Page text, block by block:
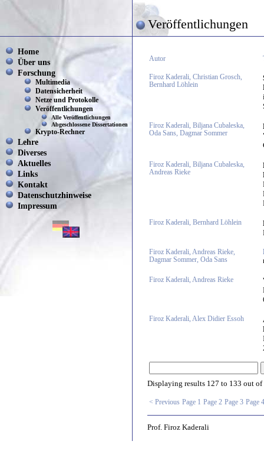
Veröffentlichungen
Home
Über uns
Forschung
Multimedia
Datensicherheit
Netze und Protokolle
Veröffentlichungen
Alle Veröffentlichungen
Abgeschlossene Dissertationen
Krypto-Rechner
Lehre
Diverses
Aktuelles
Links
Kontakt
Datenschutzhinweise
Impressum
Autor
Firoz Kaderali, Christian Grosch,
Bernhard Löhlein
Firoz Kaderali, Biljana Cubaleska,
Oda Sans, Dagmar Sommer
Firoz Kaderali, Biljana Cubaleska,
Andreas Rieke
Firoz Kaderali, Bernhard Löhlein
Firoz Kaderali, Andreas Rieke,
Dagmar Sommer, Oda Sans
Firoz Kaderali, Andreas Rieke
Firoz Kaderali, Alex Didier Essoh
Displaying results 127 to 133 out of
< Previous Page 1 Page 2 Page 3 Page 4
Prof. Firoz Kaderali